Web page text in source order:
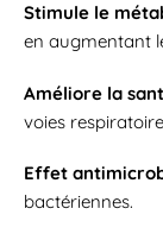
Stimule le
en augmentant
Améliore la
voies
Effet
bactériennes.